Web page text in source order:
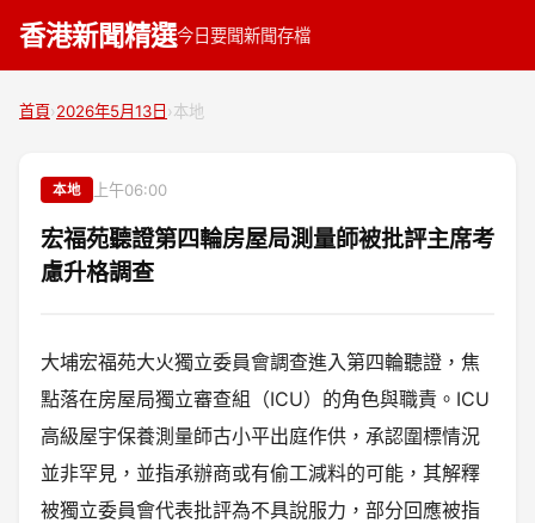
香港新聞精選今日要聞新聞存檔
首頁›2026年5月13日 ›本地
本地 上午06:00
宏福苑聽證第四輪房屋局測量師被批評主席考
慮升格調查
大埔宏福苑大火獨立委員會調查進入第四輪聽證，焦
點落在房屋局獨立審查組（ICU）的角色與職責。ICU
高級屋宇保養測量師古小平出庭作供，承認圍標情況
並非罕見，並指承辦商或有偷工減料的可能，其解釋
被獨立委員會代表批評為不具說服力，部分回應被指